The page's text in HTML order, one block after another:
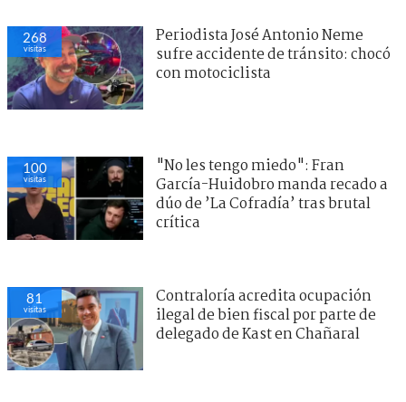
268
visitas
Periodista José Antonio Neme
sufre accidente de tránsito: chocó
con motociclista
100
visitas
"No les tengo miedo": Fran
García-Huidobro manda recado a
dúo de ’La Cofradía’ tras brutal
crítica
81
visitas
Contraloría acredita ocupación
ilegal de bien fiscal por parte de
delegado de Kast en Chañaral